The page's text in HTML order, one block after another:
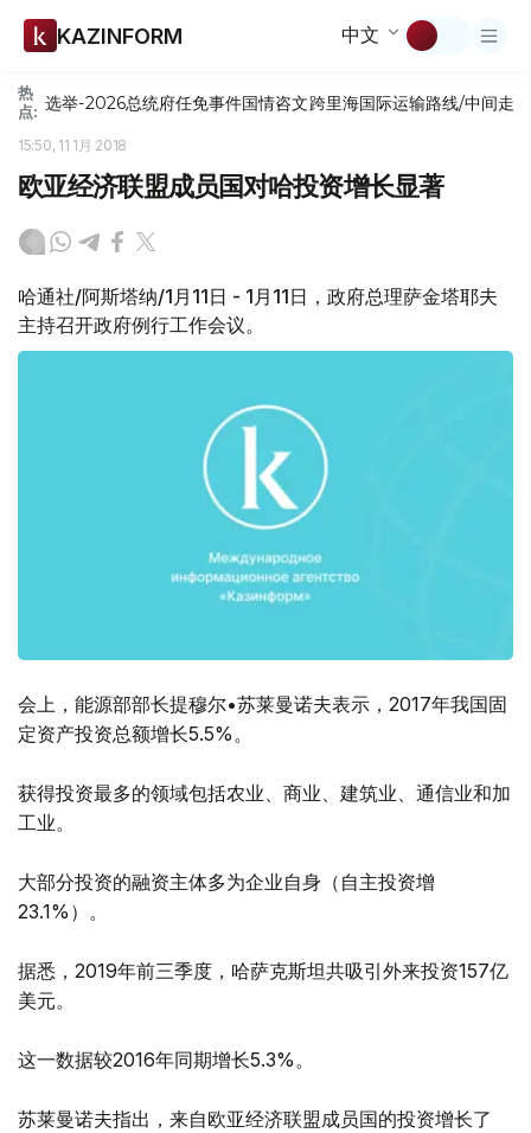
KAZINFORM 中文
热
点: 选举-2026总统府任免事件国情咨文跨里海国际运输路线/中间走廊
15:50, 11 1月 2018
欧亚经济联盟成员国对哈投资增长显著
哈通社/阿斯塔纳/1月11日 - 1月11日，政府总理萨金塔耶夫
主持召开政府例行工作会议。
会上，能源部部长提穆尔•苏莱曼诺夫表示，2017年我国固
定资产投资总额增长5.5%。
获得投资最多的领域包括农业、商业、建筑业、通信业和加
工业。
大部分投资的融资主体多为企业自身（自主投资增
23.1%）。
据悉，2019年前三季度，哈萨克斯坦共吸引外来投资157亿
美元。
这一数据较2016年同期增长5.3%。
苏莱曼诺夫指出，来自欧亚经济联盟成员国的投资增长了